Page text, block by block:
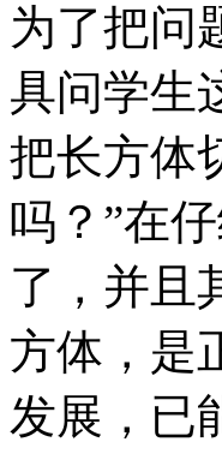
为了把问
具问学生
把长方体
吗？”在
了，并且
方体，是
发展，已